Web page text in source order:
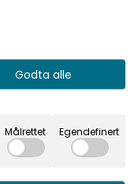
Godta alle
Målrettet Egendefinert